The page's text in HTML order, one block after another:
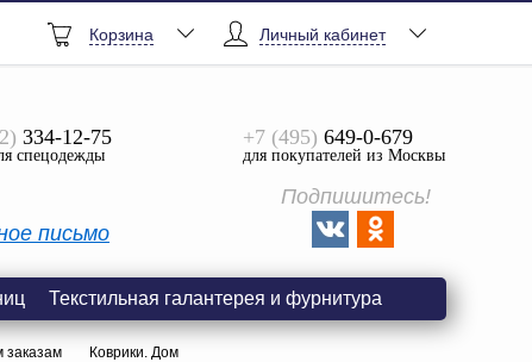
Личный кабинет
Корзина
334-12-75
спецодежды
+7 (495) 649-0-679
для покупателей из Москвы
письмо
Подпишитесь!
Текстильная галантерея и фурнитура
заказам
Коврики. Дом